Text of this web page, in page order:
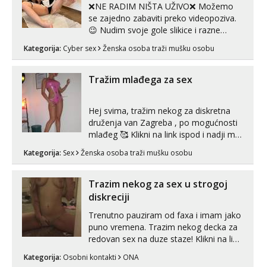
❌NE RADIM NIŠTA UŽIVO❌ Možemo
se zajedno zabaviti preko videopoziva.
😉 Nudim svoje gole slikice i razne
videouradke. 🤩 Za online zabavu pošalji
poruku na Whatsapp, Telegram ili Viber.
autentičnosti možeš me vidjeti na
videopozivu. 😉 S vama sam vec 5 ...
Kategorija: Cyber sex Ženska osoba traži mušku osobu
Tražim mlađega za sex
Hej svima, tražim nekog za diskretna
druženja van Zagreba , po mogućnosti
mlađeg 🥰 Klikni na link ispod i nadji me
Kategorija: Sex Ženska osoba traži mušku osobu
Trazim nekog za sex u strogoj
diskreciji
Trenutno pauziram od faxa i imam jako
puno vremena. Trazim nekog decka za
redovan sex na duze staze! Klikni na link
Kategorija: Osobni kontakti ONA